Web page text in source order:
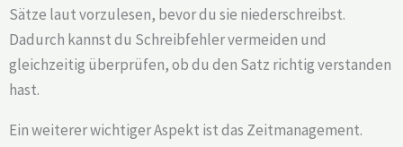
Sätze laut vorzulesen, bevor du sie niederschreibst.
Dadurch kannst du Schreibfehler vermeiden und
gleichzeitig überprüfen, ob du den Satz richtig verstanden
hast.
Ein weiterer wichtiger Aspekt ist das Zeitmanagement.